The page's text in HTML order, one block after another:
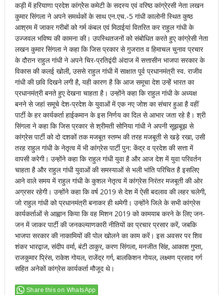
कड़ी में हरियाणा प्रदेश कांग्रेेस कमेटी के सदस्य एवं वरिष्ठ कांग्रे्रसी नेता लखन
कुमार सिंगला ने अपने समर्थकों के साथ एन.एच.-5 गांधी कालोनी स्थित कुष्ठ
आश्रम में जाकर गरीबों को गर्म कंबल एवं मिठाईयां वितरित कर राहुल गांधी के
उज्जवल भविष्य की कामना की। उपस्थितजनों को संबोधित करते हुए कांग्रेसी नेता
लखन कुमार सिंगला ने कहा कि जिस प्रकार से गुजरात व हिमाचल चुनाव प्रचार
के दौरान राहुल गांधी ने अपने चिर-प्रतिद्वंदी अंदाज में सत्तासीन भाजपा सरकार के
विकास की कलई खोली, उससे राहुल गांधी में साक्षात पूर्व प्रधानमंत्री स्व. राजीव
गांधी की छवि दिखने लगी है, यही कारण है कि आज समूचा देश उन्हेें भारत का
प्रधानमंत्री बनते हुए देखना चाहता है। उन्होंने कहा कि राहुल गांधी के अध्यक्ष
बनने से जहां समूचे देश-प्रदेश के युवाओं में एक नए जोश का संचार हुआ है वहीं
पार्टी के हर कार्यकर्ता हाईकमान के इस निर्णय का दिल से आभार जता रहे है। श्री
सिंगला ने कहा कि जिस प्रकार से श्रीमती सोनिया गांधी ने अपनी सूझबूझ से
कांग्रेस पार्टी को दो दशकों तक मजबूत स्तम्भ की तरह मजबूती से खड़े रखा, उसी
तरह राहुल गांधी के नेतृत्व में भी कांग्रेस पार्टी पुन: केंद्र व प्रदेश की सत्ता में
वापसी करेगी। उन्होंने कहा कि राहुल गांधी युवा है और आज देश में युवा परिवर्तन
चाहता है और राहुल गांधी युवाओं की समस्याओं से भली भांति परिचित है इसलिए
आने वाले समय में राहुल गांधी के कुशल नेतृत्व में कांग्रेस निरंतर मजबूती की ओर
अग्रसर रहेगी। उन्होंने कहा कि वर्ष 2019 से देश में ऐसी बदलाव की लहर चलेगी,
जो राहुल गांधी को प्रधानमंत्री बनाकर ही थमेगी। उन्होंने जिले के सभी कांग्रेस
कार्यकर्ताओं से आह्वान किया कि वह मिशन 2019 को कामयाब करने के लिए जन-
जन में जाकर पार्टी की जनकल्याणकारी नीतियों का प्रचार प्रसार करें, जबकि
भाजपा सरकार की नाकामियों की पोल खोलने का काम करें। इस अवसर पर शिव
शंकर भारद्वाज, संदीप वर्मा, बंटी ठाकुर, करण सिंगला, मनजीत सिंह, आकाश गुप्ता,
राजकुमार प्रिंस, राकेश गोयल, राजेंद्र गर्ग, बालकिशन गोयल, लक्ष्मण प्रसाद गर्ग
सहित अनेकों कांग्रेस कार्यकर्ता मौजूद थे।
Share this on WhatsApp